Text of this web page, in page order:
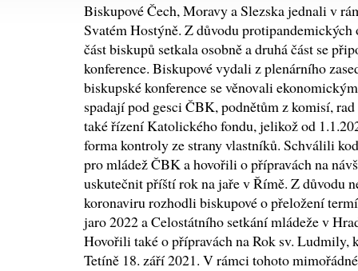
Biskupové Čech, Moravy a Slezska jednali v
Svatém Hostýně. Z důvodu
část biskupů setkala osobně a druhá část se
konference. Biskupové vydali z plenárního
biskupské konference se věnovali
spadají pod gesci ČBK, podnětům z komisí,
také řízení Katolického fondu, jelikož od
forma kontroly ze strany vlastníků. Schválili
pro mládež ČBK a hovořili o přípravách na
uskutečnit příští rok na jaře v Římě. Z důvodu
koronaviru rozhodli biskupové o přeložení
jaro 2022 a Celostátního setkání mládeže v
Hovořili také o přípravách na Rok sv.
Tetíně 18. září 2021. V rámci tohoto